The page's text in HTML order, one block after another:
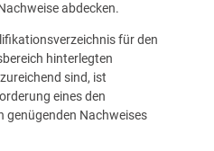
abdecken.
für den
hinterlegten
sind, ist
eines den
genügenden Nachweises